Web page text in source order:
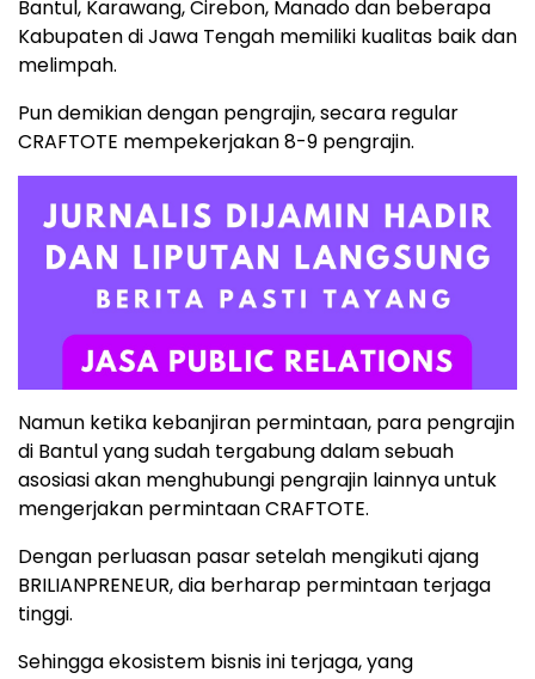
Bantul, Karawang, Cirebon, Manado dan beberapa
Kabupaten di Jawa Tengah memiliki kualitas baik dan
melimpah.
Pun demikian dengan pengrajin, secara regular
CRAFTOTE mempekerjakan 8-9 pengrajin.
Namun ketika kebanjiran permintaan, para pengrajin
di Bantul yang sudah tergabung dalam sebuah
asosiasi akan menghubungi pengrajin lainnya untuk
mengerjakan permintaan CRAFTOTE.
Dengan perluasan pasar setelah mengikuti ajang
BRILIANPRENEUR, dia berharap permintaan terjaga
tinggi.
Sehingga ekosistem bisnis ini terjaga, yang